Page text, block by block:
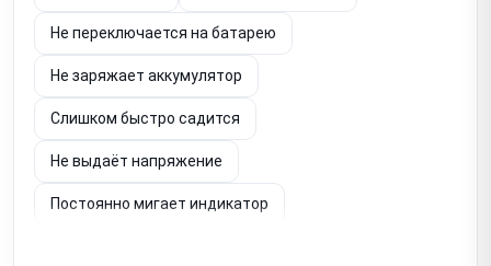
Не переключается на батарею
Не заряжает аккумулятор
Слишком быстро садится
Не выдаёт напряжение
Постоянно мигает индикатор